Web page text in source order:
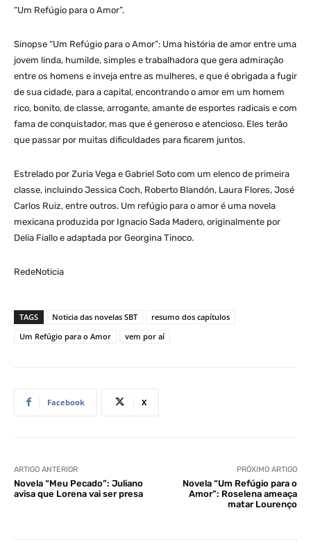
“Um Refúgio para o Amor”.
Sinopse “Um Refúgio para o Amor”: Uma história de amor entre uma
jovem linda, humilde, simples e trabalhadora que gera admiração
entre os homens e inveja entre as mulheres, e que é obrigada a fugir
de sua cidade, para a capital, encontrando o amor em um homem
rico, bonito, de classe, arrogante, amante de esportes radicais e com
fama de conquistador, mas que é generoso e atencioso. Eles terão
que passar por muitas dificuldades para ficarem juntos.
Estrelado por Zuria Vega e Gabriel Soto com um elenco de primeira
classe, incluindo Jessica Coch, Roberto Blandón, Laura Flores, José
Carlos Ruiz, entre outros. Um refúgio para o amor é uma novela
mexicana produzida por Ignacio Sada Madero, originalmente por
Delia Fiallo e adaptada por Georgina Tinoco.
RedeNoticia
TAGS Noticia das novelas SBT
resumo dos capítulos
Um Refúgio para o Amor
vem por aí
Facebook X
ARTIGO ANTERIOR
Novela “Meu Pecado”: Juliano
avisa que Lorena vai ser presa
PRÓXIMO ARTIGO
Novela “Um Refúgio para o
Amor”: Roselena ameaça
matar Lourenço